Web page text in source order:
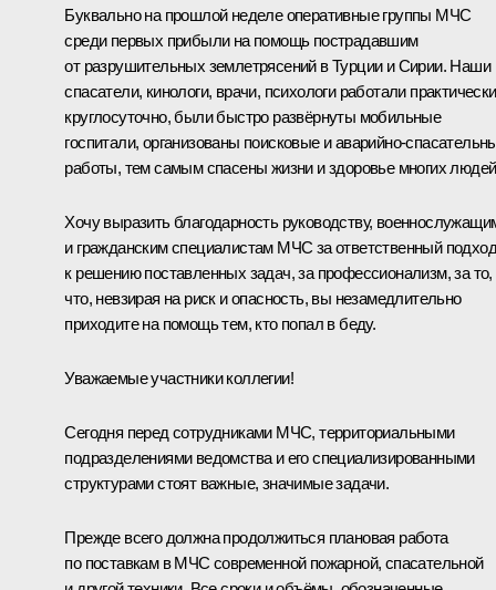
Буквально на прошлой неделе оперативные группы МЧС
среди первых прибыли на помощь пострадавшим
от разрушительных землетрясений в Турции и Сирии. Наши
спасатели, кинологи, врачи, психологи работали практически
круглосуточно, были быстро развёрнуты мобильные
госпитали, организованы поисковые и аварийно-
работы, тем самым спасены жизни и здоровье многих
Хочу выразить благодарность руководству,
и гражданским специалистам МЧС за ответственный подход
к решению поставленных задач, за профессионализм, за то,
что, невзирая на риск и опасность, вы незамедлительно
приходите на помощь тем, кто попал в беду.
Уважаемые участники коллегии!
Сегодня перед сотрудниками МЧС, территориальными
подразделениями ведомства и его специализированными
структурами стоят важные, значимые задачи.
Прежде всего должна продолжиться плановая работа
по поставкам в МЧС современной пожарной, спасательной